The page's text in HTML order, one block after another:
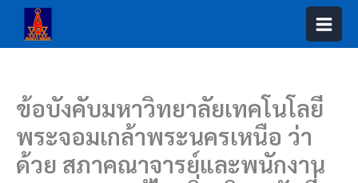
content
ข้อบังคับมหาวิทยาลัยเทคโนโลยี
พระจอมเกล้าพระนครเหนือ ว่า
ด้วย สภาคณาจารย์และพนักงาน
Skip
to
PDF